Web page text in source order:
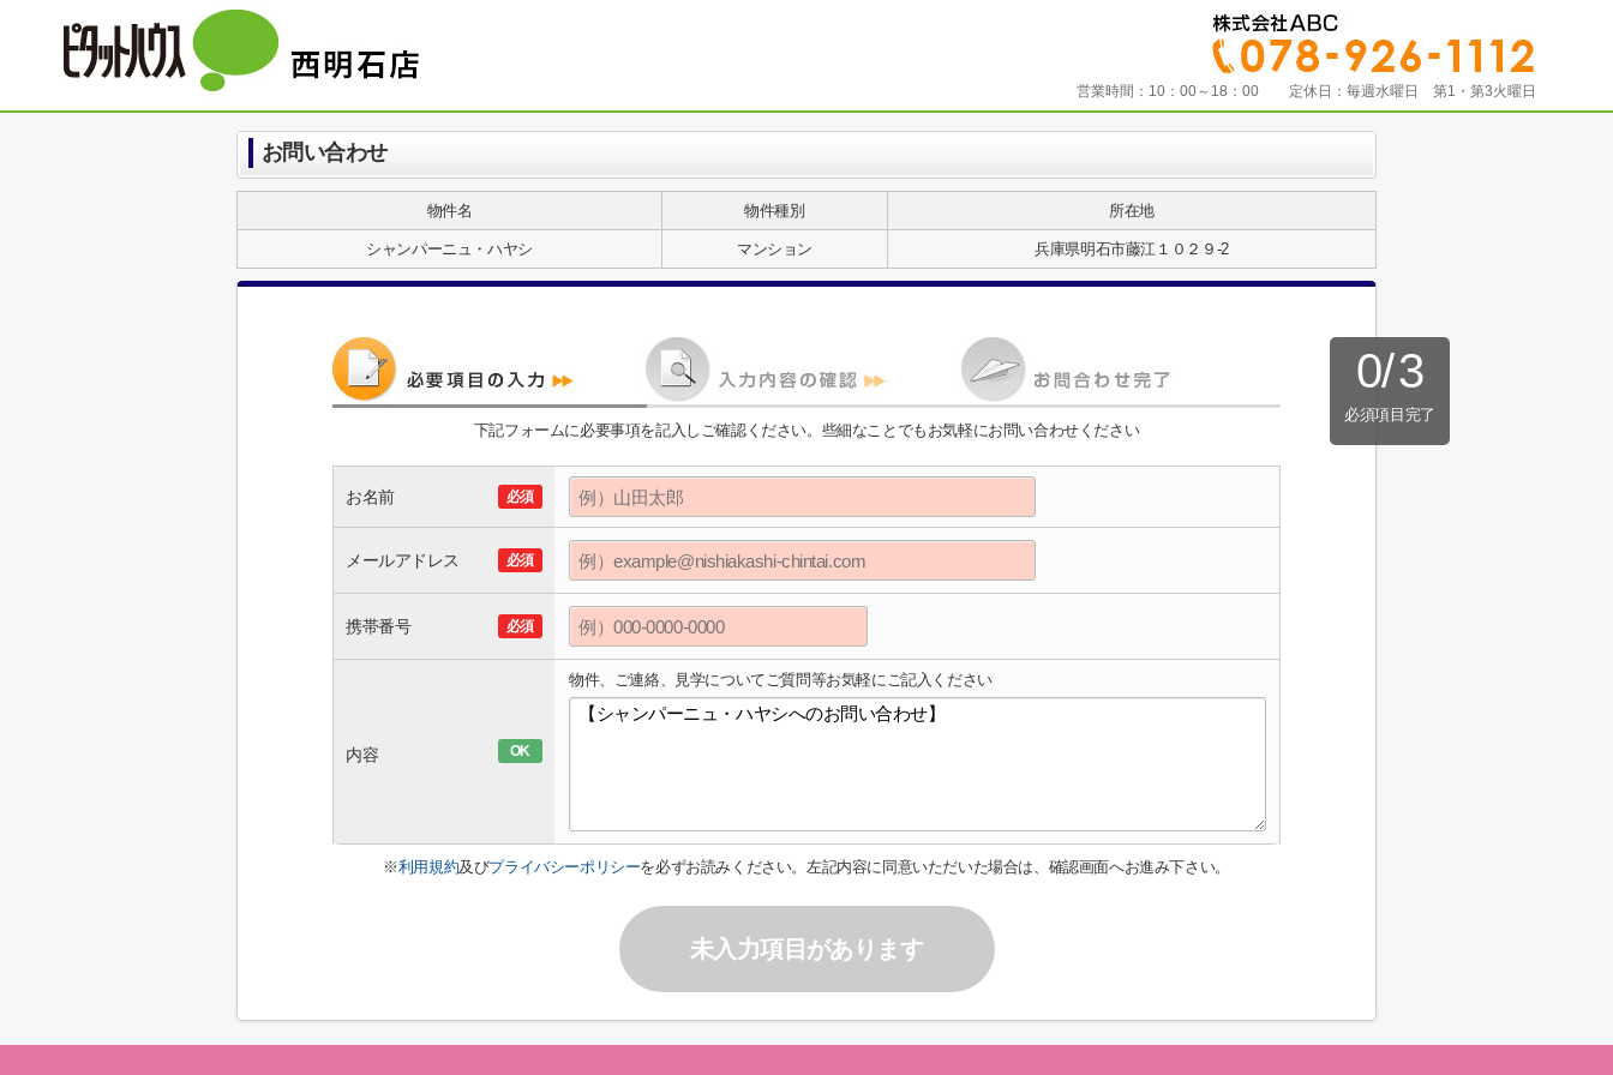
営業時間： 10：00～18：00 定休日： 毎週水曜日 第1・第3火曜日
お問い合わせ
物件名 物件種別 所在地
シャンパーニュ・ハヤシ マンション 兵庫県明石市藤江１０２９-2
0/3
必須項目完了
下記フォームに必要事項を記入しご確認ください。些細なことでもお気軽にお問い合わせください
お名前 必須
メールアドレス 必須
携帯番号 必須
内容 OK
物件、ご連絡、見学についてご質問等お気軽にご記入ください
※利用規約及びプライバシーポリシーを必ずお読みください。左記内容に同意いただいた場合は、確認画面へお進み下さい。
未入力項目があります